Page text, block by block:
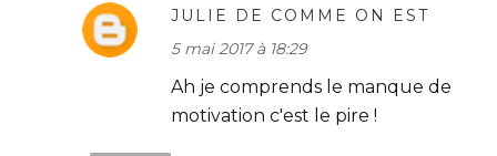
JULIE DE COMME ON EST
5 mai 2017 à 18:29
Ah je comprends le manque de
motivation c'est le pire !